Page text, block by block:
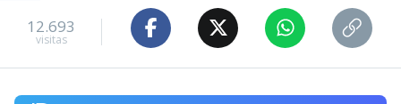
12.693
visitas